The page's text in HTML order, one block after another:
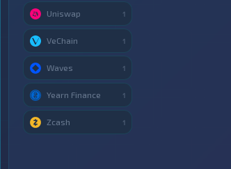
Uniswap 1
VeChain 1
Waves 1
Yearn Finance 1
Zcash 1